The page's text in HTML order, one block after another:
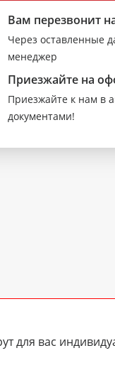
Вам перезвонит
Через оставленные
менеджер
Приезжайте на
Приезжайте к нам в
документами!
для вас